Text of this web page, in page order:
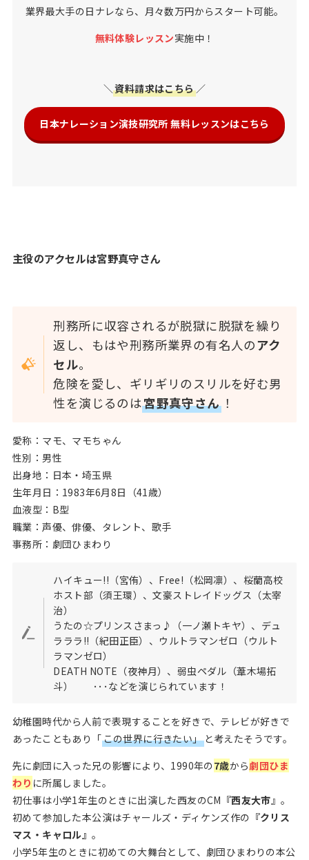
業界最大手の日ナレなら、月々数万円からスタート可能。
無料体験レッスン実施中！
＼資料請求はこちら／
日本ナレーション演技研究所 無料レッスンはこちら
主役のアクセルは宮野真守さん
刑務所に収容されるが脱獄に脱獄を繰り
返し、もはや刑務所業界の有名人のアク
セル。
危険を愛し、ギリギリのスリルを好む男
性を演じるのは宮野真守さん！
愛称：マモ、マモちゃん
性別：男性
出身地：日本・埼玉県
生年月日：1983年6月8日（41歳）
血液型：B型
職業：声優、俳優、タレント、歌手
事務所：劇団ひまわり
ハイキュー!!（宮侑）、Free!（松岡凛）、桜蘭高校
ホスト部（須王環）、文豪ストレイドッグス（太宰
治）
うたの☆プリンスさまっ♪（一ノ瀬トキヤ）、デュ
ラララ!!（紀田正臣）、ウルトラマンゼロ（ウルト
ラマンゼロ）
DEATH NOTE（夜神月）、弱虫ペダル（葦木場拓
斗） ･･･などを演じられています！
幼稚園時代から人前で表現することを好きで、テレビが好きで
あったこともあり「この世界に行きたい」と考えたそうです。
先に劇団に入った兄の影響により、1990年の7歳から劇団ひま
わり に所属しました。
初仕事は小学1年生のときに出演した西友のCM 『西友大市 』。
初めて参加した本公演はチャールズ・ディケンズ作の 『クリス
マス・キャロル』。
小学5年生のときに初めての大舞台として、劇団ひまわりの本公